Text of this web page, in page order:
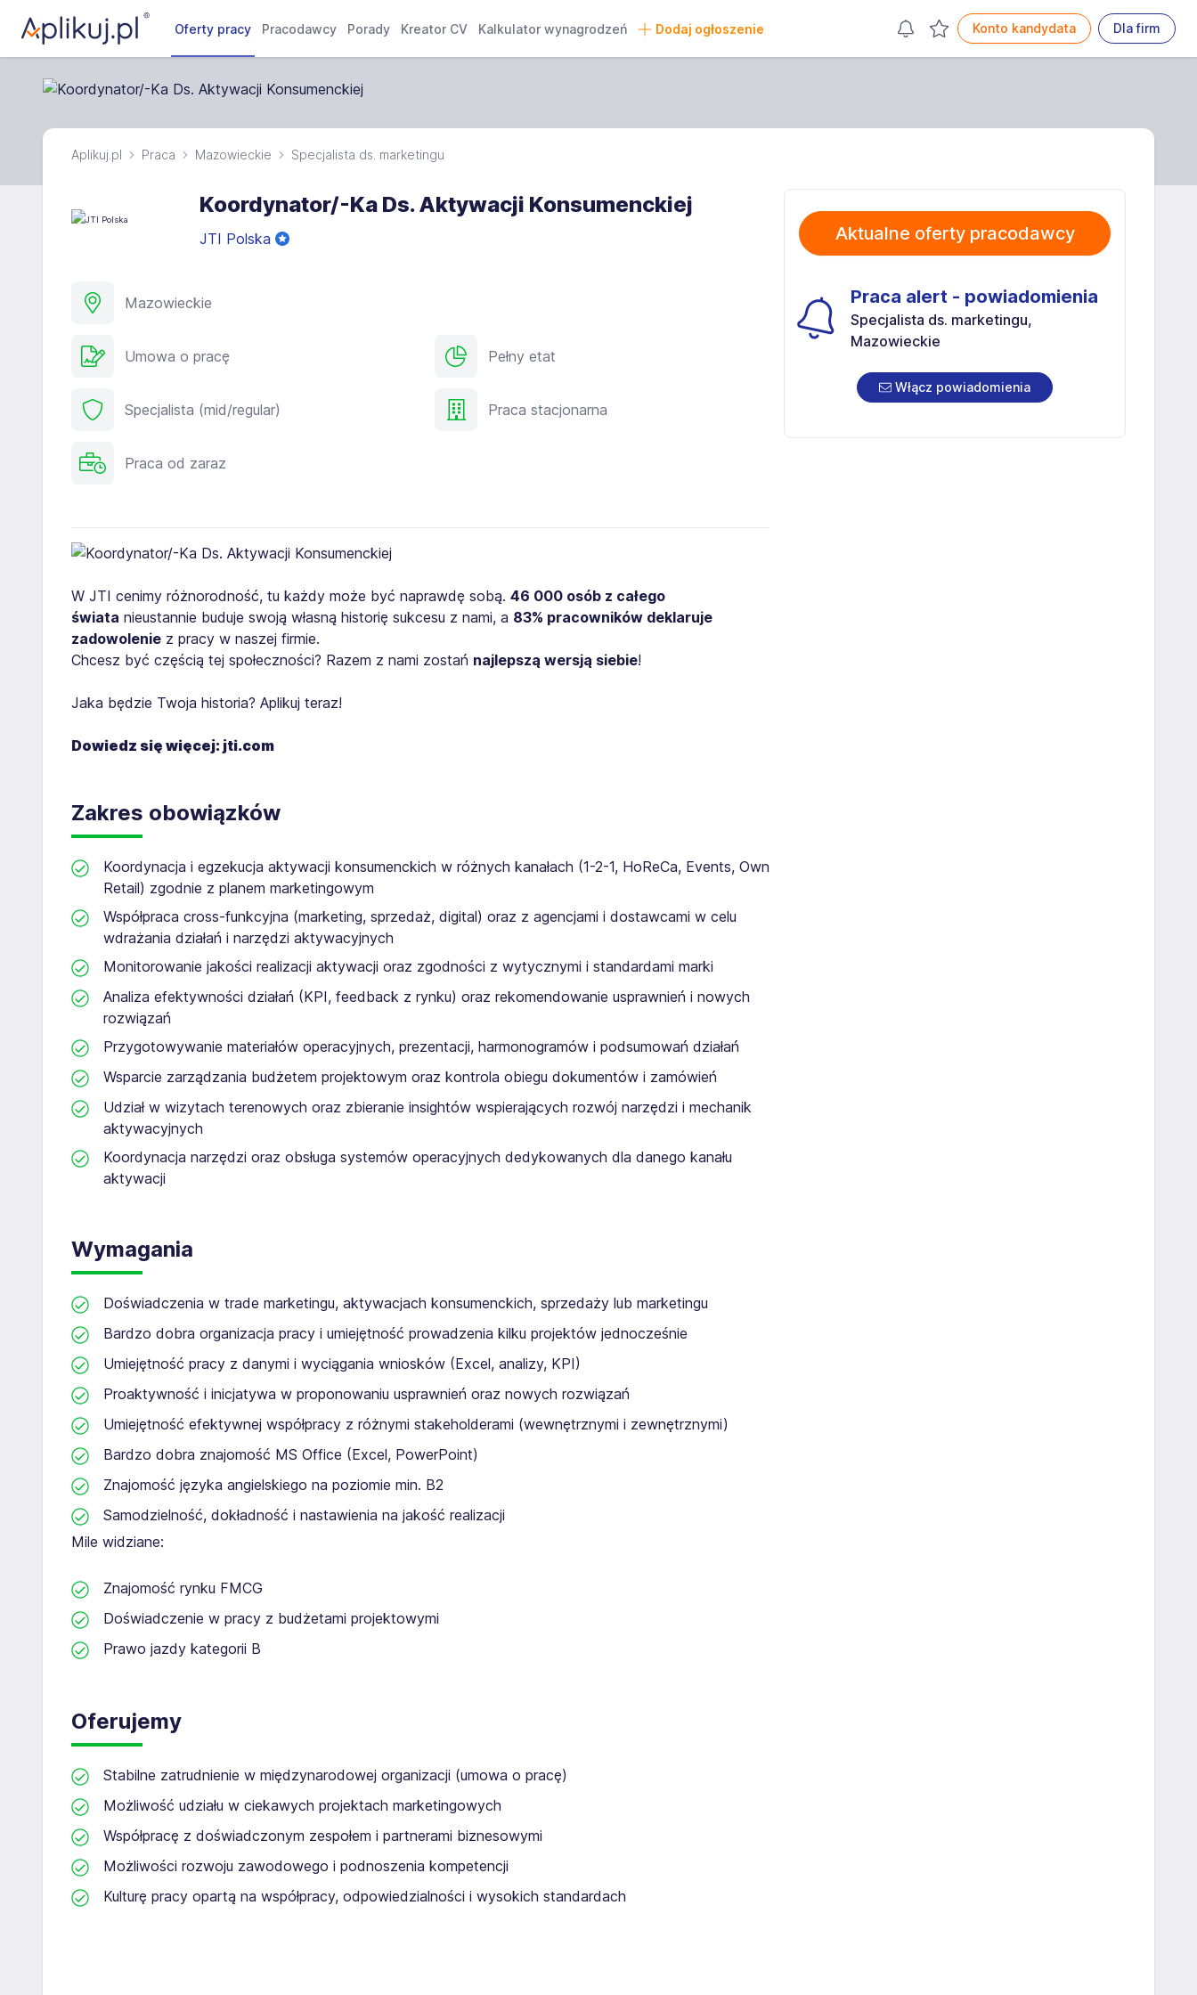
Oferty pracy Pracodawcy Porady Kreator CV Kalkulator wynagrodzeń Dodaj ogłoszenie Konto kandydata Dla firm
Aplikuj.pl Praca Mazowieckie Specjalista ds. marketingu
Koordynator/-Ka Ds. Aktywacji Konsumenckiej
JTI Polska
Mazowieckie
Umowa o pracę Pełny etat
Specjalista (mid/regular) Praca stacjonarna
Praca od zaraz
W JTI cenimy różnorodność, tu każdy może być naprawdę sobą. 46 000 osób z całego
świata nieustannie buduje swoją własną historię sukcesu z nami, a 83% pracowników deklaruje
zadowolenie z pracy w naszej firmie.
Chcesz być częścią tej społeczności? Razem z nami zostań najlepszą wersją siebie!
Jaka będzie Twoja historia? Aplikuj teraz!
Dowiedz się więcej: jti.com
Zakres obowiązków
Koordynacja i egzekucja aktywacji konsumenckich w różnych kanałach (1-2-1, HoReCa, Events, Own
Retail) zgodnie z planem marketingowym
Współpraca cross‑funkcyjna (marketing, sprzedaż, digital) oraz z agencjami i dostawcami w celu
wdrażania działań i narzędzi aktywacyjnych
Monitorowanie jakości realizacji aktywacji oraz zgodności z wytycznymi i standardami marki
Analiza efektywności działań (KPI, feedback z rynku) oraz rekomendowanie usprawnień i nowych
rozwiązań
Przygotowywanie materiałów operacyjnych, prezentacji, harmonogramów i podsumowań działań
Wsparcie zarządzania budżetem projektowym oraz kontrola obiegu dokumentów i zamówień
Udział w wizytach terenowych oraz zbieranie insightów wspierających rozwój narzędzi i mechanik
aktywacyjnych
Koordynacja narzędzi oraz obsługa systemów operacyjnych dedykowanych dla danego kanału
aktywacji
Wymagania
Doświadczenia w trade marketingu, aktywacjach konsumenckich, sprzedaży lub marketingu
Bardzo dobra organizacja pracy i umiejętność prowadzenia kilku projektów jednocześnie
Umiejętność pracy z danymi i wyciągania wniosków (Excel, analizy, KPI)
Proaktywność i inicjatywa w proponowaniu usprawnień oraz nowych rozwiązań
Umiejętność efektywnej współpracy z różnymi stakeholderami (wewnętrznymi i zewnętrznymi)
Bardzo dobra znajomość MS Office (Excel, PowerPoint)
Znajomość języka angielskiego na poziomie min. B2
Samodzielność, dokładność i nastawienia na jakość realizacji
Mile widziane:
Znajomość rynku FMCG
Doświadczenie w pracy z budżetami projektowymi
Prawo jazdy kategorii B
Oferujemy
Stabilne zatrudnienie w międzynarodowej organizacji (umowa o pracę)
Możliwość udziału w ciekawych projektach marketingowych
Współpracę z doświadczonym zespołem i partnerami biznesowymi
Możliwości rozwoju zawodowego i podnoszenia kompetencji
Kulturę pracy opartą na współpracy, odpowiedzialności i wysokich standardach
Aktualne oferty pracodawcy
Praca alert - powiadomienia
Specjalista ds. marketingu,
Mazowieckie
Włącz powiadomienia